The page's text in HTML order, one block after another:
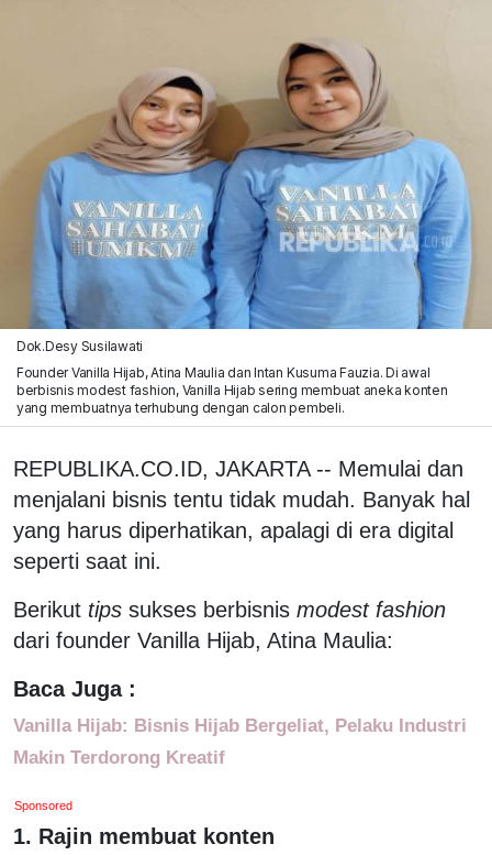
Dok.Desy Susilawati
Founder Vanilla Hijab, Atina Maulia dan Intan Kusuma Fauzia. Di awal
berbisnis modest fashion, Vanilla Hijab sering membuat aneka konten
yang membuatnya terhubung dengan calon pembeli.
REPUBLIKA.CO.ID, JAKARTA -- Memulai dan
menjalani bisnis tentu tidak mudah. Banyak hal
yang harus diperhatikan, apalagi di era digital
seperti saat ini.
Berikut tips sukses berbisnis modest fashion
dari founder Vanilla Hijab, Atina Maulia:
Baca Juga :
Vanilla Hijab: Bisnis Hijab Bergeliat, Pelaku Industri
Makin Terdorong Kreatif
Sponsored
1. Rajin membuat konten